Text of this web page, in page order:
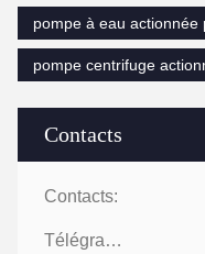
Contacts
Contacts:
Télégramme:
pompe à eau
pompe centrifuge